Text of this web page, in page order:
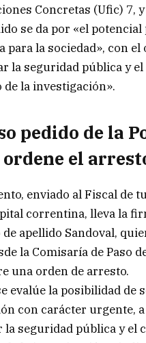
Concretas (Ufic) 7,
se da por «el
para la sociedad», con el
la seguridad pública y
la investigación».
pedido de la
ordene el
enviado al Fiscal de
correntina, lleva la
apellido Sandoval,
la Comisaría de Paso
una orden de arresto.
evalúe la posibilidad de
con carácter urgente,
la seguridad pública y el